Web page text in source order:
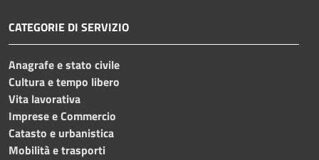
CATEGORIE DI SERVIZIO
Anagrafe e stato civile
Cultura e tempo libero
Vita lavorativa
Imprese e Commercio
Catasto e urbanistica
Mobilità e trasporti